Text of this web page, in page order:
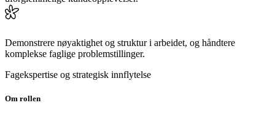
Demonstrere nøyaktighet og struktur i arbeidet, og håndtere
komplekse faglige problemstillinger.
Fagekspertise og strategisk innflytelse
Om rollen